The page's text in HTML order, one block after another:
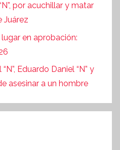
por acuchillar y matar
Juárez
en aprobación:
Eduardo Daniel “N” y
asesinar a un hombre